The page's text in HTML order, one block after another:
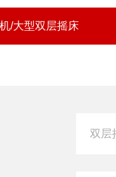
/大型双层摇床